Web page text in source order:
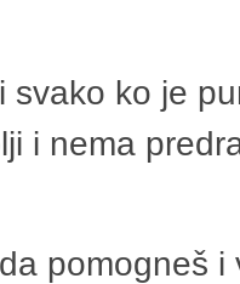
svako ko je
i nema
pomogneš